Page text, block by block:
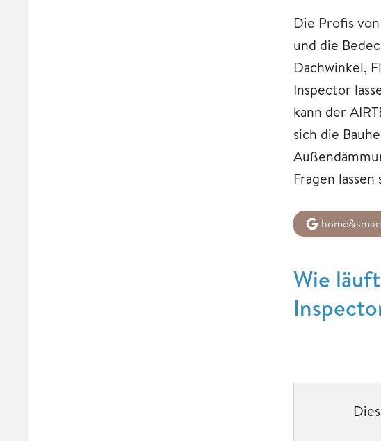
Die Profis
und die
Dachwinkel,
Inspector
kann der
sich die
Fragen
Wie